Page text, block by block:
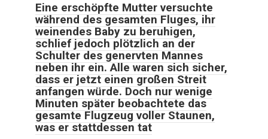
Eine erschöpfte Mutter versuchte
während des gesamten Fluges, ihr
weinendes Baby zu beruhigen,
schlief jedoch plötzlich an der
Schulter des genervten Mannes
neben ihr ein. Alle waren sich sicher,
dass er jetzt einen großen Streit
anfangen würde. Doch nur wenige
Minuten später beobachtete das
gesamte Flugzeug voller Staunen,
was er stattdessen tat